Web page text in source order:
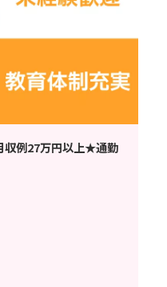
収例27万円以上★通勤